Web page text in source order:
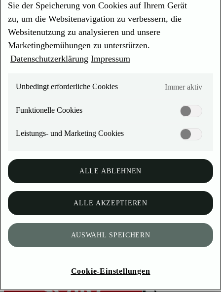
Kontakt
Sprache wählen
DEEN
Cookies
DEUTZ
TCD 3.9 / 4.0
Kontakt
Kontakt aufnehmen
Sie der Speicherung von Cookies auf Ihrem Gerät
zu, um die Websitenavigation zu verbessern, die
Websitenutzung zu analysieren und unsere
Marketingbemühungen zu unterstützen.
Datenschutzerklärung Impressum
Unbedingt erforderliche Cookies Immer aktiv
Funktionelle Cookies
Leistungs- und Marketing Cookies
ALLE ABLEHNEN
ALLE AKZEPTIEREN
AUSWAHL SPEICHERN
Cookie-Einstellungen